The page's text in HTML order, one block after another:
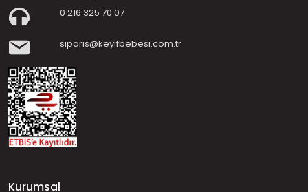
0 216 325 70 07
siparis@keyifbebesi.com.tr
Kurumsal